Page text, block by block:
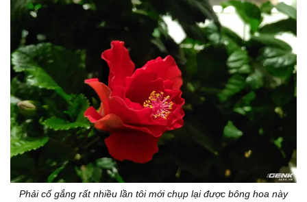
Phải cố gắng rất nhiều lần tôi mới chụp lại được bông hoa này